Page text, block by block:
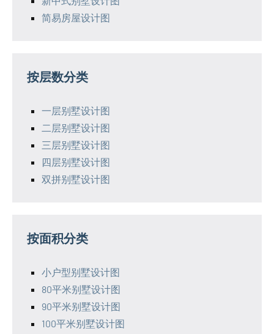
简易房屋设计图
按层数分类
一层别墅设计图
二层别墅设计图
三层别墅设计图
四层别墅设计图
双拼别墅设计图
按面积分类
小户型别墅设计图
80平米别墅设计图
90平米别墅设计图
100平米别墅设计图